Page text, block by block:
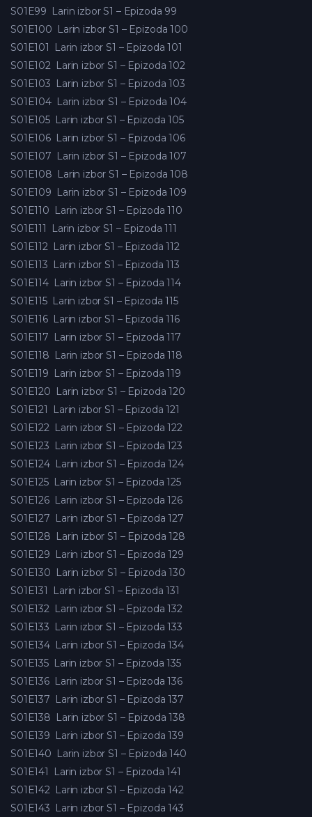
S01E99 Larin izbor S1 – Epizoda 99
S01E100 Larin izbor S1 – Epizoda 100
S01E101
Larin izbor S1 – Epizoda 101
S01E102 Larin izbor S1 – Epizoda 102
S01E103 Larin izbor S1 – Epizoda 103
S01E104 Larin izbor S1 – Epizoda 104
S01E105 Larin izbor S1 – Epizoda 105
S01E106 Larin izbor S1 – Epizoda 106
S01E107 Larin izbor S1 – Epizoda 107
S01E108 Larin izbor S1 – Epizoda 108
S01E109 Larin izbor S1 – Epizoda 109
S01E110 Larin izbor S1 – Epizoda 110
S01E111
Larin izbor S1 – Epizoda 111
S01E112 Larin izbor S1 – Epizoda 112
S01E113 Larin izbor S1 – Epizoda 113
S01E114 Larin izbor S1 – Epizoda 114
S01E115 Larin izbor S1 – Epizoda 115
S01E116 Larin izbor S1 – Epizoda 116
S01E117 Larin izbor S1 – Epizoda 117
S01E118 Larin izbor S1 – Epizoda 118
S01E119 Larin izbor S1 – Epizoda 119
S01E120 Larin izbor S1 – Epizoda 120
S01E121
Larin izbor S1 – Epizoda 121
S01E122 Larin izbor S1 – Epizoda 122
S01E123 Larin izbor S1 – Epizoda 123
S01E124 Larin izbor S1 – Epizoda 124
S01E125 Larin izbor S1 – Epizoda 125
S01E126 Larin izbor S1 – Epizoda 126
S01E127 Larin izbor S1 – Epizoda 127
S01E128 Larin izbor S1 – Epizoda 128
S01E129 Larin izbor S1 – Epizoda 129
S01E130 Larin izbor S1 – Epizoda 130
S01E131
Larin izbor S1 – Epizoda 131
S01E132 Larin izbor S1 – Epizoda 132
S01E133 Larin izbor S1 – Epizoda 133
S01E134 Larin izbor S1 – Epizoda 134
S01E135 Larin izbor S1 – Epizoda 135
S01E136 Larin izbor S1 – Epizoda 136
S01E137 Larin izbor S1 – Epizoda 137
S01E138 Larin izbor S1 – Epizoda 138
S01E139 Larin izbor S1 – Epizoda 139
S01E140 Larin izbor S1 – Epizoda 140
S01E141
Larin izbor S1 – Epizoda 141
S01E142 Larin izbor S1 – Epizoda 142
S01E143 Larin izbor S1 – Epizoda 143